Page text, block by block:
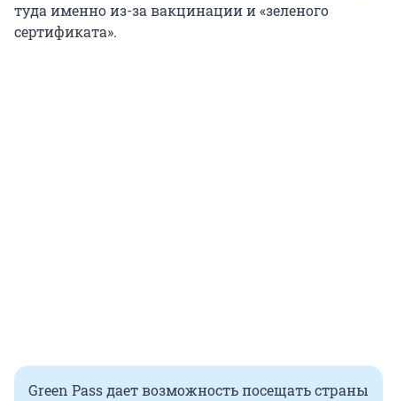
туда именно из-за вакцинации и «зеленого
сертификата».
Green Pass дает возможность посещать страны